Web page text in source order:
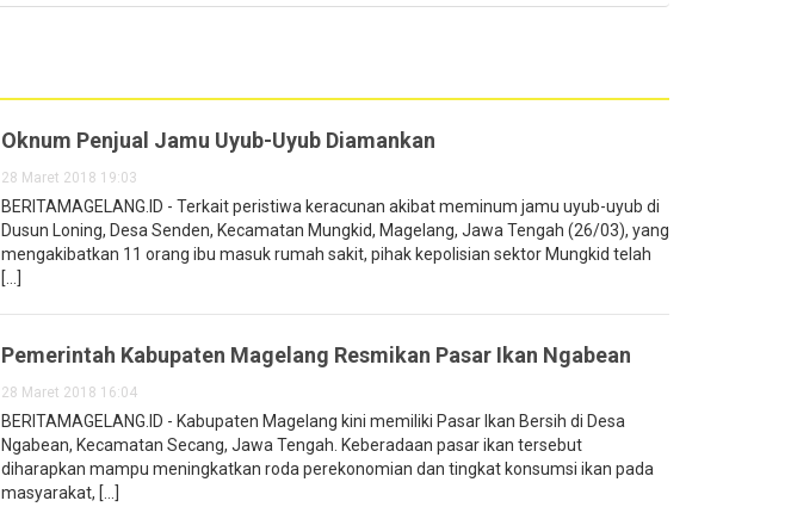
Oknum Penjual Jamu Uyub-Uyub Diamankan
28 Maret 2018 19:03
BERITAMAGELANG.ID - Terkait peristiwa keracunan akibat meminum jamu uyub-uyub di
Dusun Loning, Desa Senden, Kecamatan Mungkid, Magelang, Jawa Tengah (26/03), yang
mengakibatkan 11 orang ibu masuk rumah sakit, pihak kepolisian sektor Mungkid telah
[...]
Pemerintah Kabupaten Magelang Resmikan Pasar Ikan Ngabean
28 Maret 2018 16:04
BERITAMAGELANG.ID - Kabupaten Magelang kini memiliki Pasar Ikan Bersih di Desa
Ngabean, Kecamatan Secang, Jawa Tengah. Keberadaan pasar ikan tersebut
diharapkan mampu meningkatkan roda perekonomian dan tingkat konsumsi ikan pada
masyarakat, [...]